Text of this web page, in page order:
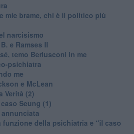
mie brame, chi è il politico più
narcisismo
e Ramses II
temo Berlusconi in me
psichiatra
me
e McLean
Verità (2)
Seung (1)
della psichiatria e “il caso